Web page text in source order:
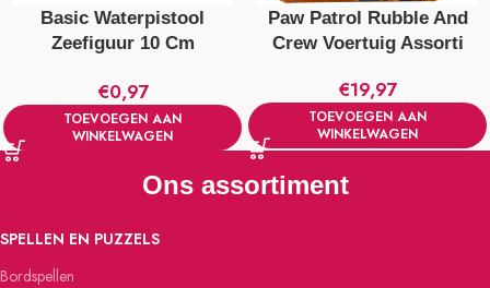
Basic Waterpistool
Zeefiguur 10 Cm
€0,97
TOEVOEGEN AAN
WINKELWAGEN
Paw Patrol Rubble And
Crew Voertuig Assorti
€19,97
TOEVOEGEN AAN
WINKELWAGEN
Ons assortiment
SPELLEN EN PUZZELS
Bordspellen